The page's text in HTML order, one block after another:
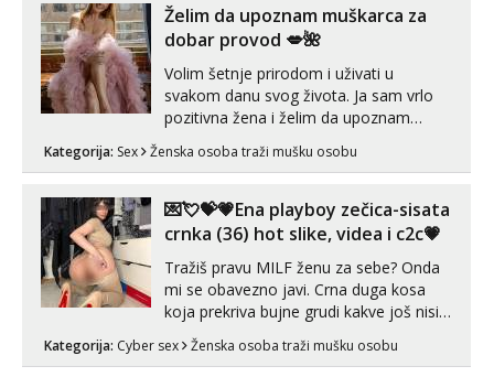
U mojoj raznolikoj ponudi možeš
pranaći nešto po svojoj mjeri. Sexi videa
s kolegica...
Želim da upoznam muškarca za
dobar provod 💋🌺
Volim šetnje prirodom i uživati u
svakom danu svog života. Ja sam vrlo
pozitivna žena i želim da upoznam
može i nešto više.💋🌺 Klikni na link
Kategorija: Sex Ženska osoba traži mušku osobu
💌💘💝💗Ena playboy zečica-sisata
crnka (36) hot slike, videa i c2c💗
Tražiš pravu MILF ženu za sebe? Onda
mi se obavezno javi. Crna duga kosa
koja prekriva bujne grudi kakve još nisi
vidio, čista ŠESTICA! A usne? O usnama
bolje da ni ne pričam. Prave pune usne
Kategorija: Cyber sex Ženska osoba traži mušku osobu